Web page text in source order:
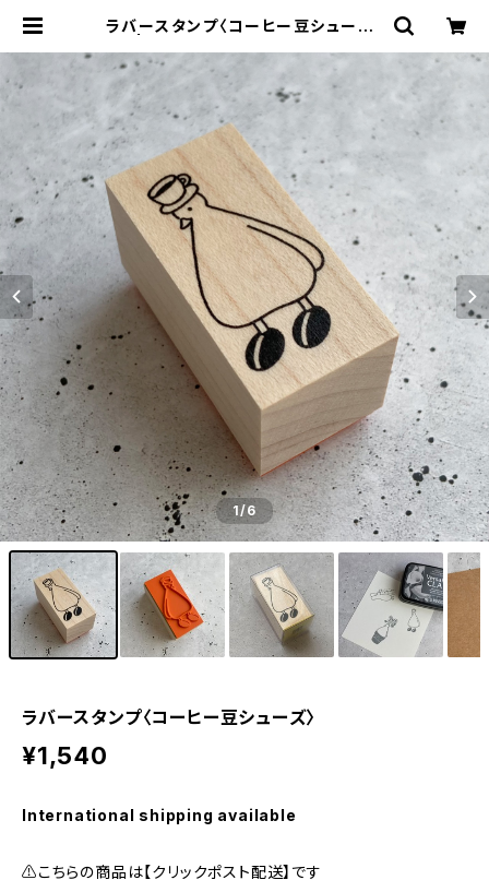
ラバースタンプ〈コーヒー豆シューズ〉
1/6
ラバースタンプ〈コーヒー豆シューズ〉
¥1,540
International shipping available
⚠️こちらの商品は【クリックポスト配送】です